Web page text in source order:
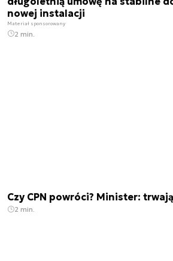
nowej instalacji
Materiał sponsorowany
2 min.
Czy CPN powróci? Minister:
2 min.